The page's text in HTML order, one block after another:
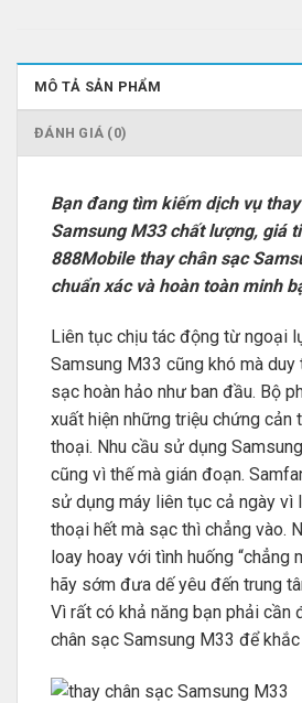
MÔ TẢ SẢN PHẨM
ĐÁNH GIÁ (0)
Bạn đang tìm kiếm dịch vụ
Samsung M33 chất lượng, giá
888Mobile thay chân sạc
chuẩn xác và hoàn toàn minh
Liên tục chịu tác động từ ngoại
Samsung M33 cũng khó mà duy
sạc hoàn hảo như ban đầu. Bộ
xuất hiện những triệu chứng cản
thoại. Nhu cầu sử dụng
cũng vì thế mà gián đoạn.
sử dụng máy liên tục cả ngày vì
thoại hết mà sạc thì chẳng vào.
loay hoay với tình huống “chẳng
hãy sớm đưa dế yêu đến trung
Vì rất có khả năng bạn phải cần
chân sạc Samsung M33 để